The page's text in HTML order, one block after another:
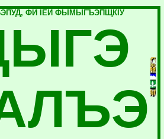
ФИ IЕЙ ФЫМЫГЪЭПЩКIУ